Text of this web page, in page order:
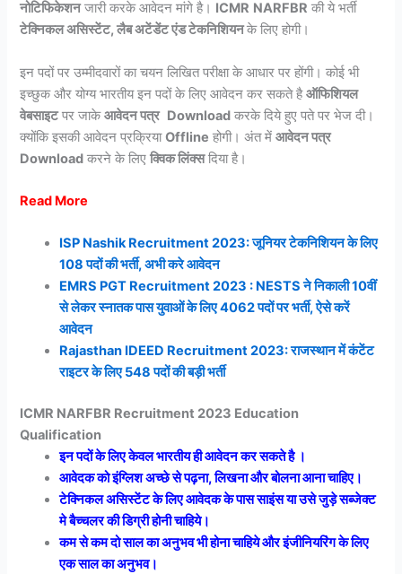
नोटिफिकेशनजारी करके आवेदन मांगे है। ICMR NARFBR की ये भर्ती
टेक्निकल असिस्टेंट, लैब अटेंडेंट एंड टेकनिशियनके लिए होगी।
इन पदों पर उम्मीदवारों का चयन लिखित परीक्षा के आधार पर होंगी। कोई भी
इच्छुक और योग्य भारतीय इन पदों के लिए आवेदन कर सकते हैऑफिशियल
वेबसाइटपर जाकेआवेदन पत्र Download करके दिये हुए पते पर भेज दी।
क्योंकि इसकी आवेदन प्रक्रियाOffline होगी। अंत मेंआवेदन पत्र
Download करने के लिएक्विक लिंक्सदिया है।
Read More
ISP Nashik Recruitment 2023: जूनियर टेकनिशियन के लिए
108 पदों की भर्ती, अभी करे आवेदन
EMRS PGT Recruitment 2023 : NESTS ने निकाली 10वीं
से लेकर स्नातक पास युवाओं के लिए 4062 पदों पर भर्ती, ऐसे करें
आवेदन
Rajasthan IDEED Recruitment 2023: राजस्थान में कंटेंट
राइटर के लिए 548 पदों की बड़ी भर्ती
ICMR NARFBR Recruitment 2023 Education
Qualification
इन पदों के लिए केवल भारतीय ही आवेदन कर सकते है ।
आवेदक को इंग्लिश अच्छे से पढ़ना, लिखना और बोलना आना चाहिए।
टेक्निकल असिस्टेंट के लिए आवेदक के पास साइंस या उसे जुड़े सब्जेक्ट
मे बैच्चलर की डिग्री होनी चाहिये।
कम से कम दो साल का अनुभव भी होना चाहिये और इंजीनियरिंग के लिए
एक साल का अनुभव।